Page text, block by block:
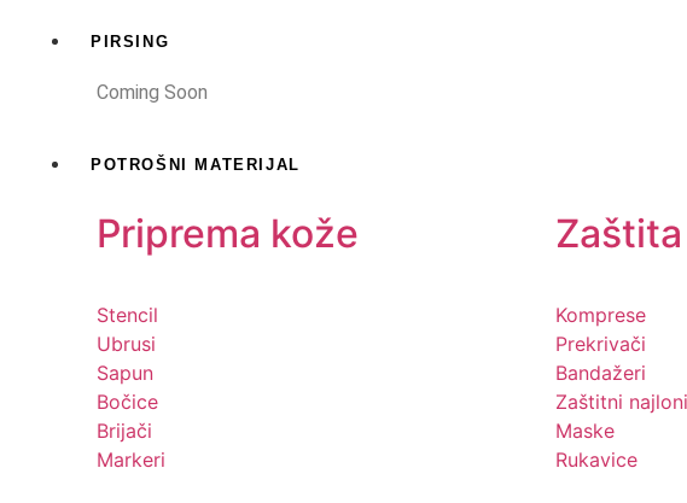
PIRSING
Coming Soon
POTROŠNI MATERIJAL
Priprema kože
Stencil
Ubrusi
Sapun
Bočice
Brijači
Markeri
Zaštita
Komprese
Prekrivači
Bandažeri
Zaštitni najloni
Maske
Rukavice